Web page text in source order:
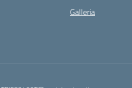
Galleria